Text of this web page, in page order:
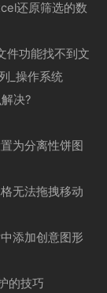
还原筛选的数
件功能找不到文
_操作系统
决?
为分离性饼图
无法拖拽移动
添加创意图形
的技巧